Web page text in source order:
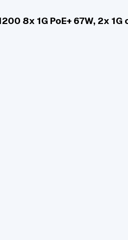
8x 1G PoE+ 67W, 2x 1G